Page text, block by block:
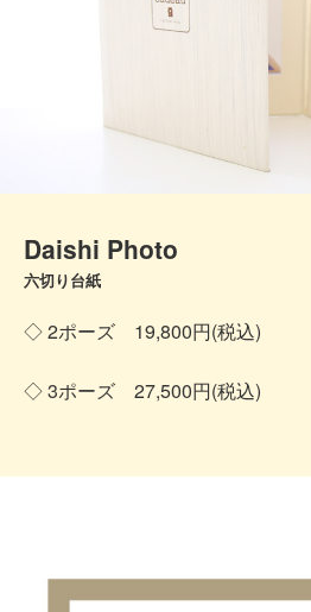
Daishi Photo
六切り台紙
◇ 2ポーズ 19,800円(税込)
◇ 3ポーズ 27,500円(税込)